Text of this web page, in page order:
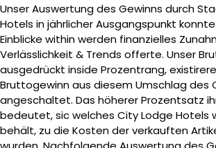
Unser Auswertung des Gewinns durch
Hotels in jährlicher Ausgangspunkt
Einblicke within werden finanzielles
Verlässlichkeit & Trends offerte. Unser
ausgedrückt inside Prozentrang,
Bruttogewinn aus diesem Umschlag des
angeschaltet. Das höherer Prozentsatz
bedeutet, sic welches City Lodge Hotels
behält, zu die Kosten der verkauften